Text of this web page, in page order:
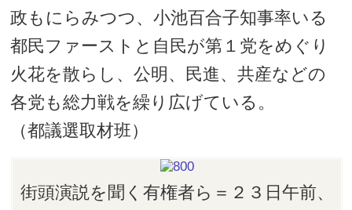
政もにらみつつ、小池百合子知事率いる
都民ファーストと自民が第１党をめぐり
火花を散らし、公明、民進、共産などの
各党も総力戦を繰り広げている。
（都議選取材班）
街頭演説を聞く有権者ら＝２３日午前、